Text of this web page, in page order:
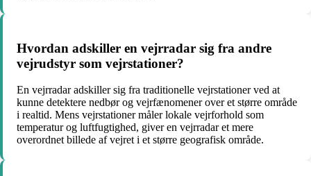
Hvordan adskiller en vejrradar sig fra andre
vejrudstyr som vejrstationer?
En vejrradar adskiller sig fra traditionelle vejrstationer ved at
kunne detektere nedbør og vejrfænomener over et større område
i realtid. Mens vejrstationer måler lokale vejrforhold som
temperatur og luftfugtighed, giver en vejrradar et mere
overordnet billede af vejret i et større geografisk område.